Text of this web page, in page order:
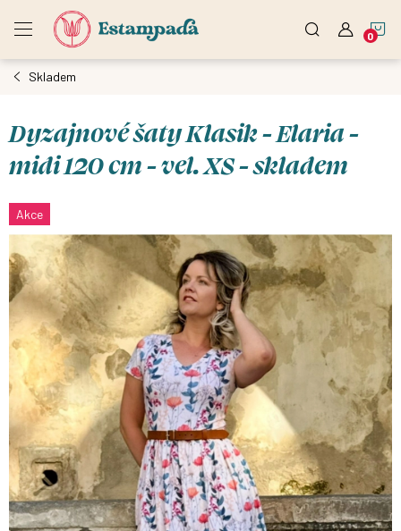
Skladem
Dyzajnové šaty Klasik - Elaria -
midi 120 cm - vel. XS - skladem
Akce